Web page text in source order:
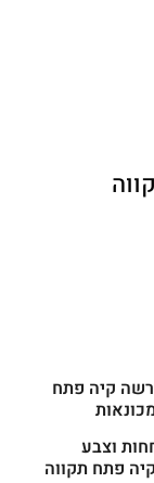
קיה פתח
וצבע
פתח תקווה